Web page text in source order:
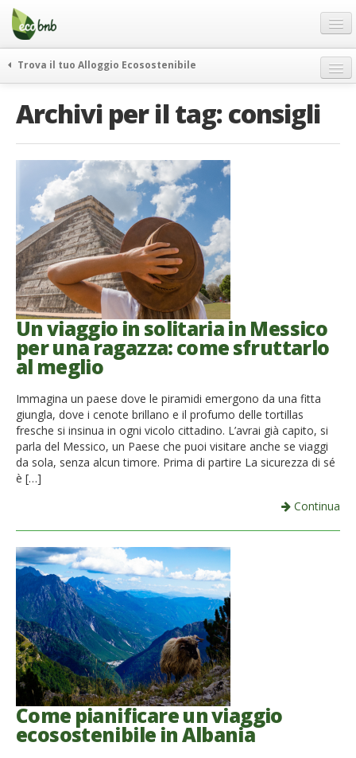
Menu
Salta
contenuto
Offerte Speciali
Regali
FAQ
Partner
Contatti
Italiano
German
English
Spanish
French
Italiano
Trova il tuo Alloggio Ecosostenibile
itinerari
vivere e viaggiare verde
news ed eventi
ecohotel
rassegna stampa
Archivi per il tag:consigli
Un viaggio in solitaria in Messico
per una ragazza: come sfruttarlo
al meglio
Immagina un paese dove le piramidi emergono da una fitta
giungla, dove i cenote brillano e il profumo delle tortillas
fresche si insinua in ogni vicolo cittadino. L’avrai già capito, si
parla del Messico, un Paese che puoi visitare anche se viaggi
da sola, senza alcun timore. Prima di partire La sicurezza di sé
è […]
Continua
Come pianificare un viaggio
ecosostenibile in Albania